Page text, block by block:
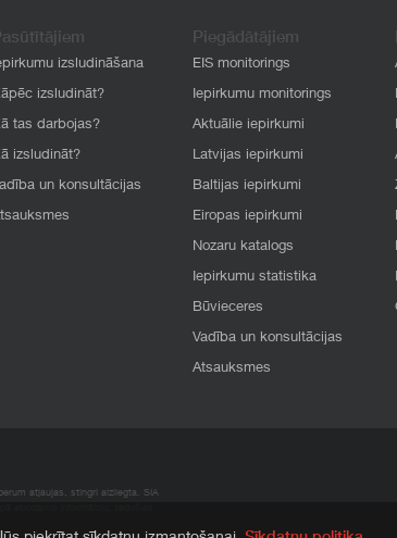
izsludināšana
izsludināt?
tas darbojas?
izsludināt?
un konsultācijas
Piegādātājiem
EIS monitorings
Iepirkumu monitorings
Aktuālie iepirkumi
Latvijas iepirkumi
Baltijas iepirkumi
Eiropas iepirkumi
Nozaru katalogs
Iepirkumu statistika
Būvieceres
Vadība un konsultācijas
Atsauksmes
atļaujas, stingri aizliegta. SIA